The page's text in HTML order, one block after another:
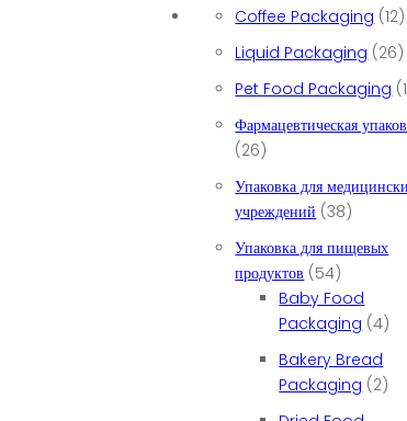
Coffee Packaging (12)
Liquid Packaging (26)
Pet Food Packaging
Фармацевтическая
(26)
Упаковка для
учреждений (38)
Упаковка для пищевых
продуктов (54)
Baby Food
Packaging (4)
Bakery Bread
Packaging (2)